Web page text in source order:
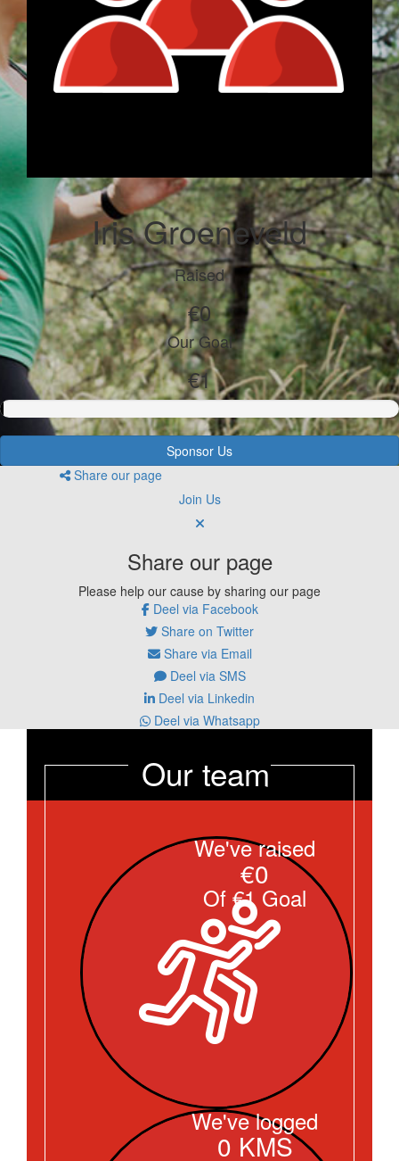
Iris Groeneveld
Raised
€0
Our Goal
€1
Sponsor Us
Share our page
Join Us
Share our page
Please help our cause by sharing our page
Deel via Facebook
Share on Twitter
Share via Email
Deel via SMS
Deel via Linkedin
Deel via Whatsapp
Our team
We've raised
€0
Of €1 Goal
We've logged
0 KMS